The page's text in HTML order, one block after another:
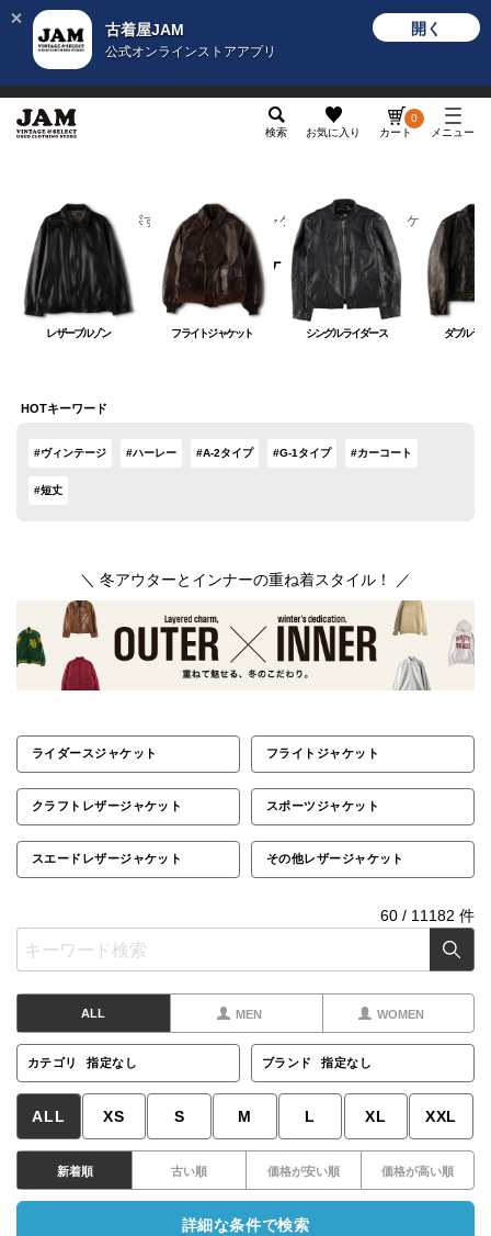
古着屋JAM
公式オンラインストアアプリ
開く
検索 お気に入り カート
0
メニュー
カテゴリから探す アウター ジャケット レザージャケット
レザージャケット
レザーブルゾン フライトジャケット シングルライダース ダブルラ
HOTキーワード
#ヴィンテージ #ハーレー #A-2タイプ #G-1タイプ #カーコート
#短丈
＼ 冬アウターとインナーの重ね着スタイル！ ／
ライダースジャケット フライトジャケット
クラフトレザージャケット スポーツジャケット
スエードレザージャケット その他レザージャケット
60 / 11182 件
ALL MEN WOMEN
カテゴリ 指定なし ブランド 指定なし
ALL XS S M L XL XXL
新着順 古い順 価格が安い順 価格が高い順
詳細な条件で検索